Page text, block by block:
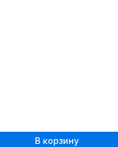
В корзину